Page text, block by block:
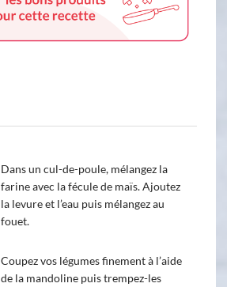
Dans un cul-de-poule, mélangez la
farine avec la fécule de maïs. Ajoutez
la levure et l’eau puis mélangez au
fouet.
Coupez vos légumes finement à l’aide
de la mandoline puis trempez-les